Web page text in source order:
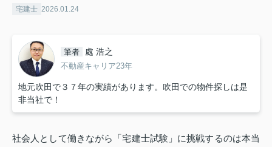
宅建士 2026.01.24
筆者 處 浩之
不動産キャリア23年
地元吹田で３７年の実績があります。吹田での物件探しは是
非当社で！
社会人として働きながら「宅建士試験」に挑戦するのは本当